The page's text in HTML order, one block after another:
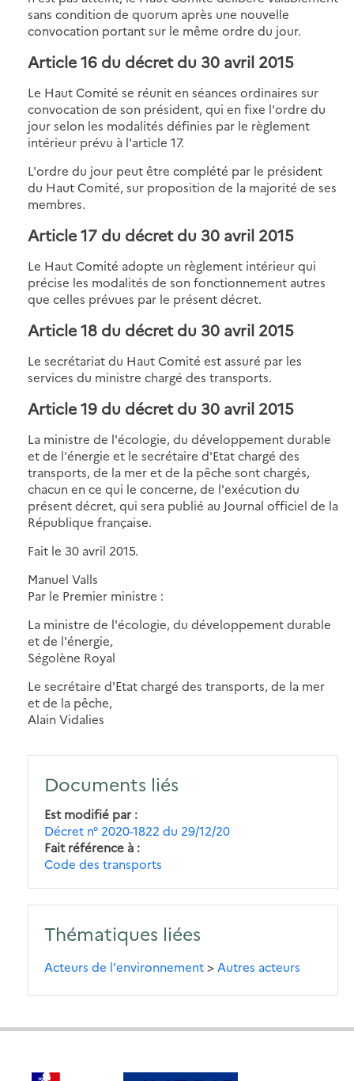
sans condition de quorum après une nouvelle
convocation portant sur le même ordre du jour.
Article 16 du décret du 30 avril 2015
Le Haut Comité se réunit en séances ordinaires sur
convocation de son président, qui en fixe l'ordre du
jour selon les modalités définies par le règlement
intérieur prévu à l'article 17.
L'ordre du jour peut être complété par le président
du Haut Comité, sur proposition de la majorité de ses
membres.
Article 17 du décret du 30 avril 2015
Le Haut Comité adopte un règlement intérieur qui
précise les modalités de son fonctionnement autres
que celles prévues par le présent décret.
Article 18 du décret du 30 avril 2015
Le secrétariat du Haut Comité est assuré par les
services du ministre chargé des transports.
Article 19 du décret du 30 avril 2015
La ministre de l'écologie, du développement durable
et de l'énergie et le secrétaire d'Etat chargé des
transports, de la mer et de la pêche sont chargés,
chacun en ce qui le concerne, de l'exécution du
présent décret, qui sera publié au Journal officiel de la
République française.
Fait le 30 avril 2015.
Manuel Valls
Par le Premier ministre :
La ministre de l'écologie, du développement durable
et de l'énergie,
Ségolène Royal
Le secrétaire d'Etat chargé des transports, de la mer
et de la pêche,
Alain Vidalies
Documents liés
Est modifié par
Décret n° 2020-1822 du 29/12/20
Fait référence à
Code des transports
Thématiques liées
Acteurs de l'environnement> Autres acteurs